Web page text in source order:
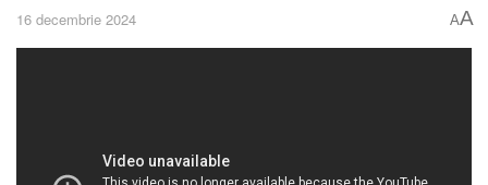
16 decembrie 2024 AA